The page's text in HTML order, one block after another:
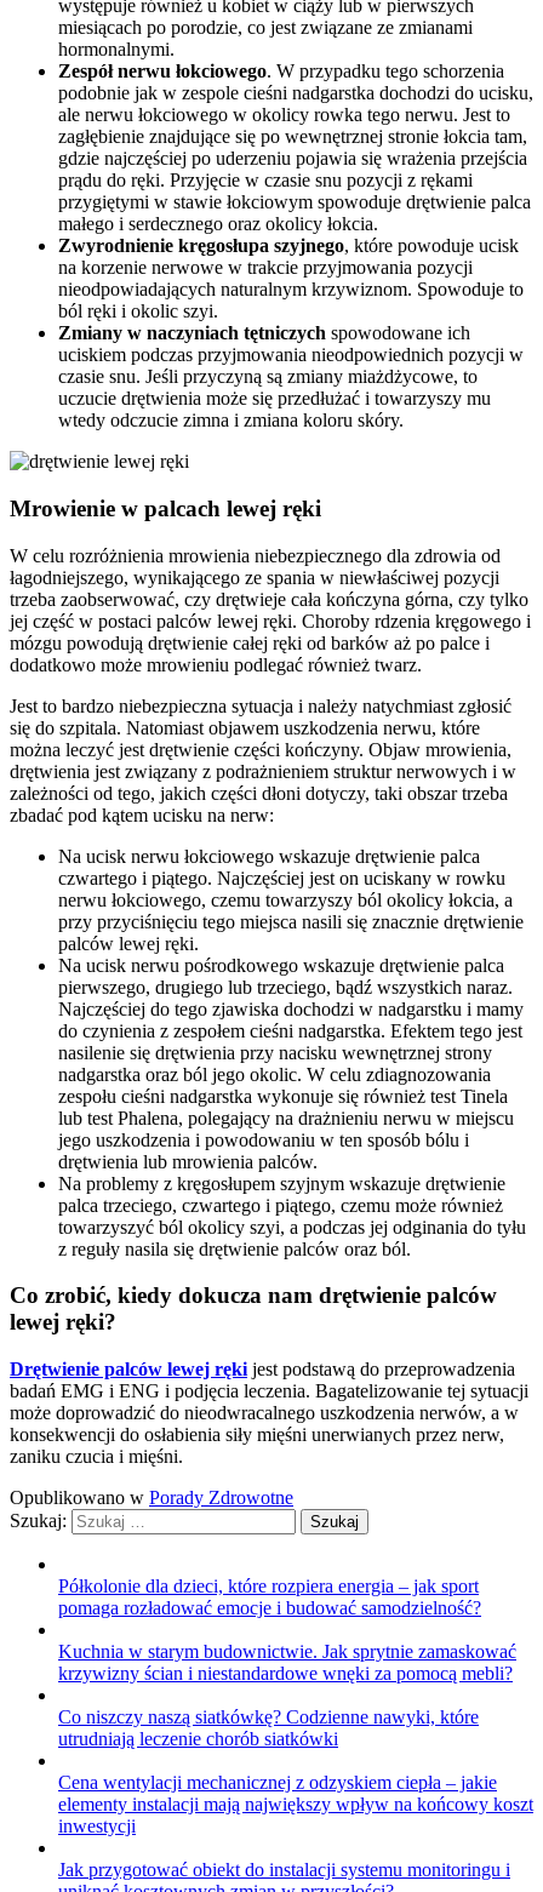
występuje również u kobiet w ciąży lub w pierwszych
miesiącach po porodzie, co jest związane ze zmianami
hormonalnymi.
Zespół nerwu łokciowego. W przypadku tego schorzenia
podobnie jak w zespole cieśni nadgarstka dochodzi do ucisku,
ale nerwu łokciowego w okolicy rowka tego nerwu. Jest to
zagłębienie znajdujące się po wewnętrznej stronie łokcia tam,
gdzie najczęściej po uderzeniu pojawia się wrażenia przejścia
prądu do ręki. Przyjęcie w czasie snu pozycji z rękami
przygiętymi w stawie łokciowym spowoduje drętwienie palca
małego i serdecznego oraz okolicy łokcia.
Zwyrodnienie kręgosłupa szyjnego, które powoduje ucisk
na korzenie nerwowe w trakcie przyjmowania pozycji
nieodpowiadających naturalnym krzywiznom. Spowoduje to
ból ręki i okolic szyi.
Zmiany w naczyniach tętniczych spowodowane ich
uciskiem podczas przyjmowania nieodpowiednich pozycji w
czasie snu. Jeśli przyczyną są zmiany miażdżycowe, to
uczucie drętwienia może się przedłużać i towarzyszy mu
wtedy odczucie zimna i zmiana koloru skóry.
Mrowienie w palcach lewej ręki
W celu rozróżnienia mrowienia niebezpiecznego dla zdrowia od
łagodniejszego, wynikającego ze spania w niewłaściwej pozycji
trzeba zaobserwować, czy drętwieje cała kończyna górna, czy tylko
jej część w postaci palców lewej ręki. Choroby rdzenia kręgowego i
mózgu powodują drętwienie całej ręki od barków aż po palce i
dodatkowo może mrowieniu podlegać również twarz.
Jest to bardzo niebezpieczna sytuacja i należy natychmiast zgłosić
się do szpitala. Natomiast objawem uszkodzenia nerwu, które
można leczyć jest drętwienie części kończyny. Objaw mrowienia,
drętwienia jest związany z podrażnieniem struktur nerwowych i w
zależności od tego, jakich części dłoni dotyczy, taki obszar trzeba
zbadać pod kątem ucisku na nerw:
Na ucisk nerwu łokciowego wskazuje drętwienie palca
czwartego i piątego. Najczęściej jest on uciskany w rowku
nerwu łokciowego, czemu towarzyszy ból okolicy łokcia, a
przy przyciśnięciu tego miejsca nasili się znacznie drętwienie
palców lewej ręki.
Na ucisk nerwu pośrodkowego wskazuje drętwienie palca
pierwszego, drugiego lub trzeciego, bądź wszystkich naraz.
Najczęściej do tego zjawiska dochodzi w nadgarstku i mamy
do czynienia z zespołem cieśni nadgarstka. Efektem tego jest
nasilenie się drętwienia przy nacisku wewnętrznej strony
nadgarstka oraz ból jego okolic. W celu zdiagnozowania
zespołu cieśni nadgarstka wykonuje się również test Tinela
lub test Phalena, polegający na drażnieniu nerwu w miejscu
jego uszkodzenia i powodowaniu w ten sposób bólu i
drętwienia lub mrowienia palców.
Na problemy z kręgosłupem szyjnym wskazuje drętwienie
palca trzeciego, czwartego i piątego, czemu może również
towarzyszyć ból okolicy szyi, a podczas jej odginania do tyłu
z reguły nasila się drętwienie palców oraz ból.
Co zrobić, kiedy dokucza nam drętwienie palców
lewej ręki?
Drętwienie palców lewej ręki jest podstawą do przeprowadzenia
badań EMG i ENG i podjęcia leczenia. Bagatelizowanie tej sytuacji
może doprowadzić do nieodwracalnego uszkodzenia nerwów, a w
konsekwencji do osłabienia siły mięśni unerwianych przez nerw,
zaniku czucia i mięśni.
Opublikowano w Porady Zdrowotne
Szukaj:
Półkolonie dla dzieci, które rozpiera energia – jak sport
pomaga rozładować emocje i budować samodzielność?
Kuchnia w starym budownictwie. Jak sprytnie zamaskować
krzywizny ścian i niestandardowe wnęki za pomocą mebli?
Co niszczy naszą siatkówkę? Codzienne nawyki, które
utrudniają leczenie chorób siatkówki
Cena wentylacji mechanicznej z odzyskiem ciepła – jakie
elementy instalacji mają największy wpływ na końcowy koszt
inwestycji
Jak przygotować obiekt do instalacji systemu monitoringu i